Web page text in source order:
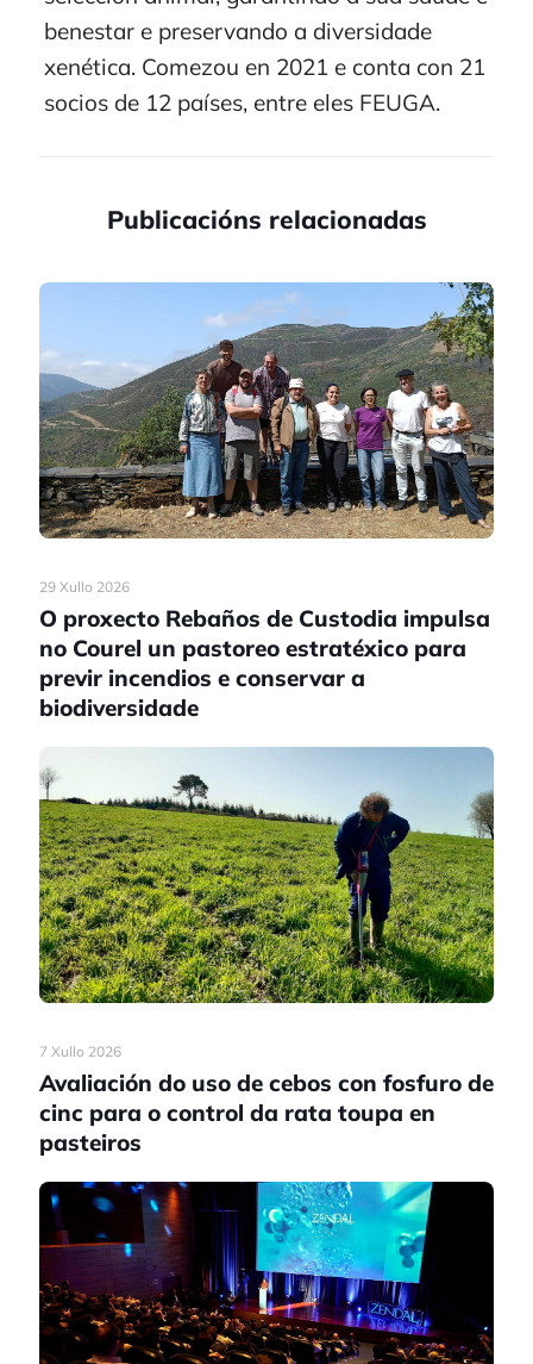
benestar e preservando a diversidade
xenética. Comezou en 2021 e conta con 21
socios de 12 países, entre eles FEUGA.
Publicacións relacionadas
29 Xullo 2026
O proxecto Rebaños de Custodia impulsa
no Courel un pastoreo estratéxico para
previr incendios e conservar a
biodiversidade
7 Xullo 2026
Avaliación do uso de cebos con fosfuro de
cinc para o control da rata toupa en
pasteiros